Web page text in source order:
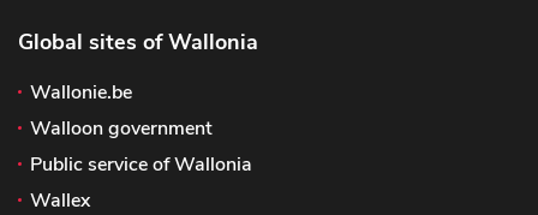
Global sites of Wallonia
Wallonie.be
Walloon government
Public service of Wallonia
Wallex